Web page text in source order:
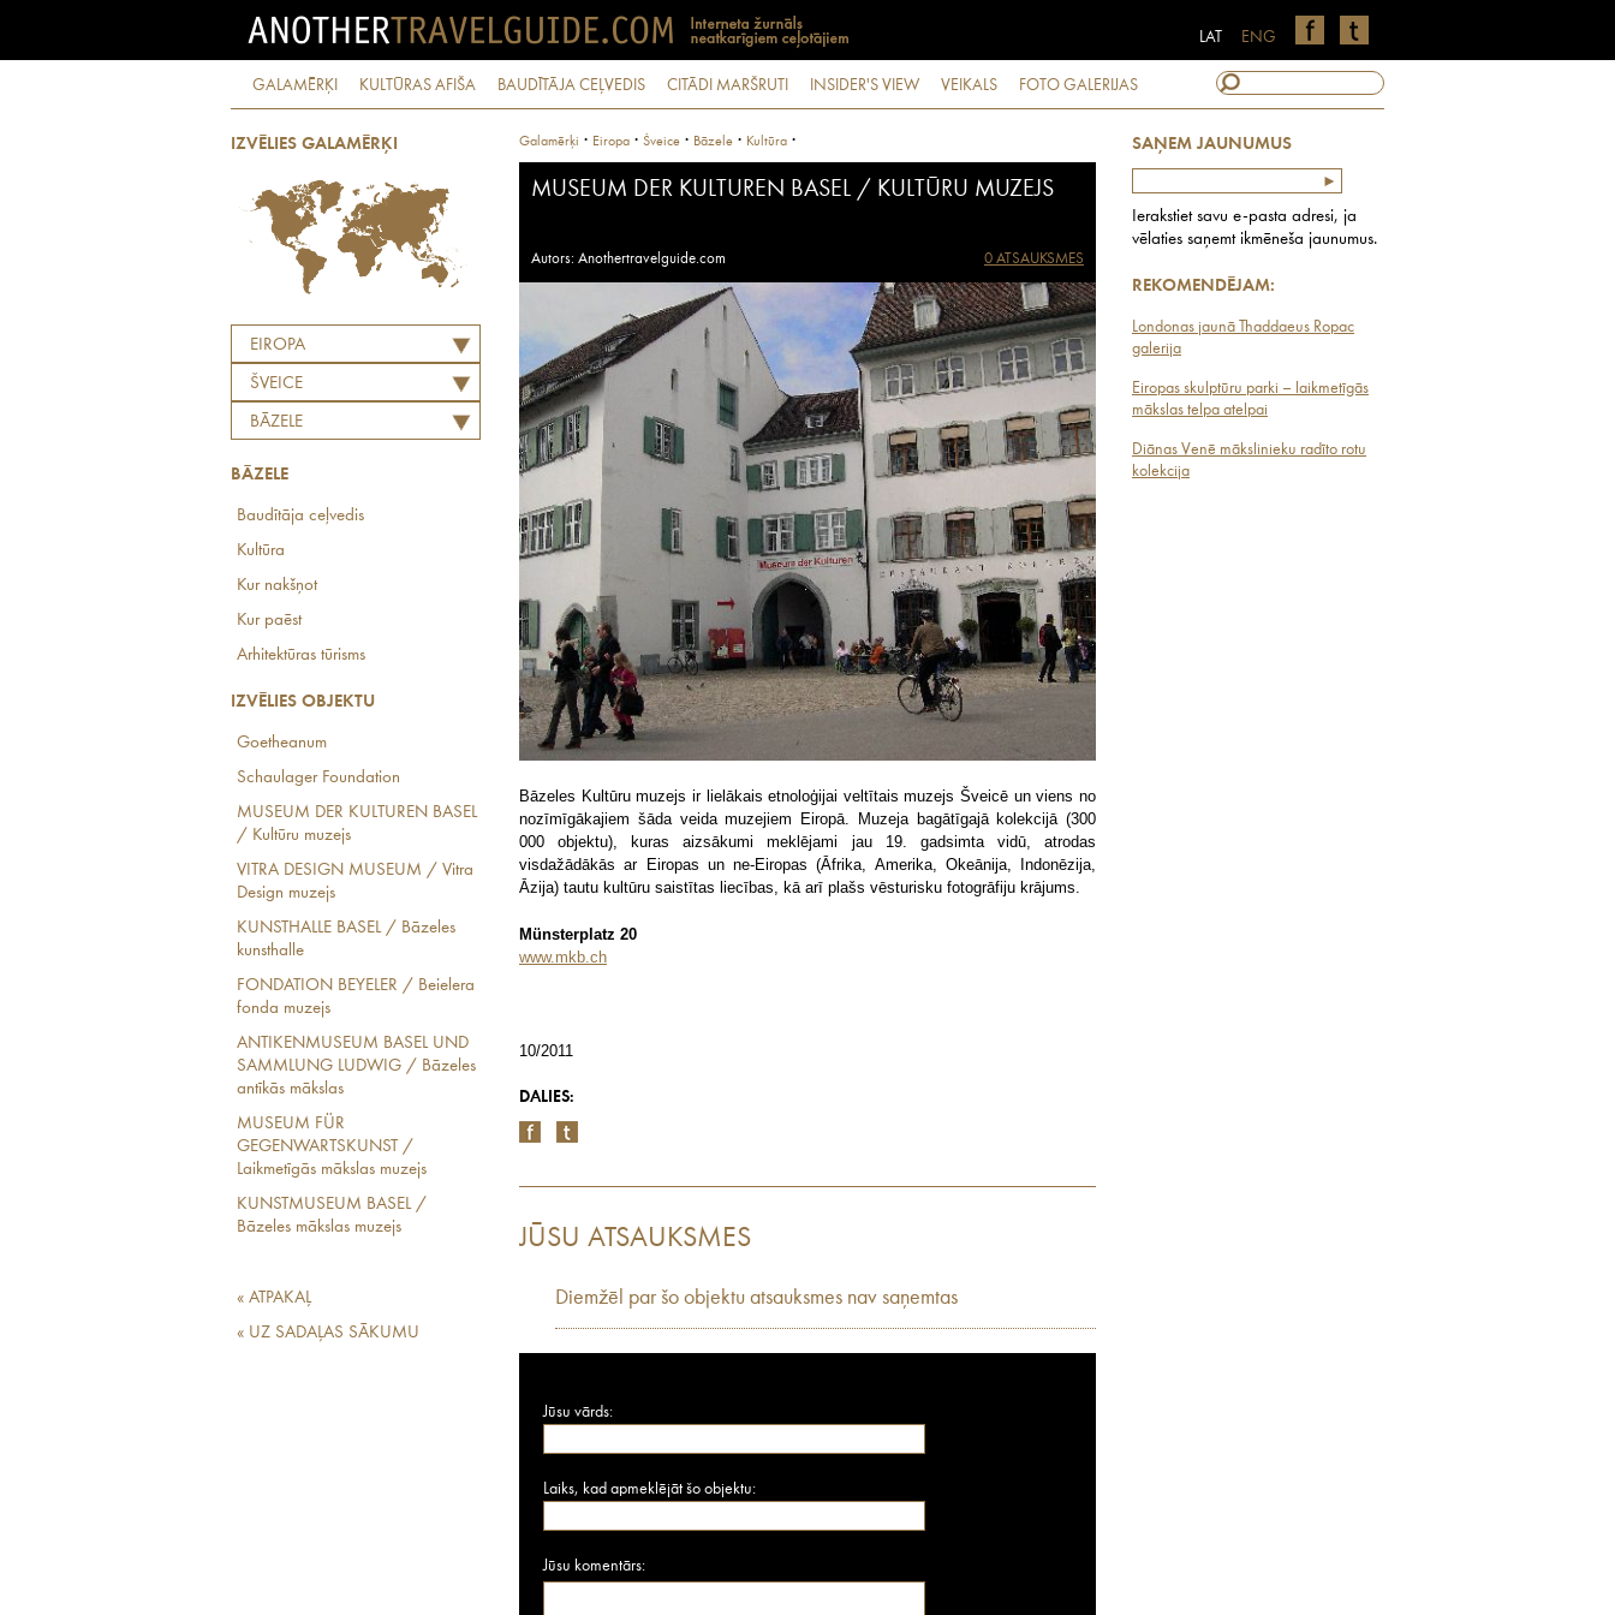
ENG
LAT
GALAMĒRĶI KULTŪRAS AFIŠA BAUDĪTĀJA CEĻVEDIS CITĀDI MARŠRUTI INSIDER'S VIEW VEIKALS FOTO GALERIJAS
IZVĒLIES GALAMĒRĶI
EIROPA
ŠVEICE
BĀZELE
BĀZELE
Baudītāja ceļvedis
Kultūra
Kur nakšņot
Kur paēst
Arhitektūras tūrisms
IZVĒLIES OBJEKTU
Goetheanum
Schaulager Foundation
MUSEUM DER KULTUREN BASEL
/ Kultūru muzejs
VITRA DESIGN MUSEUM / Vitra
Design muzejs
KUNSTHALLE BASEL / Bāzeles
kunsthalle
FONDATION BEYELER / Beielera
fonda muzejs
ANTIKENMUSEUM BASEL UND
SAMMLUNG LUDWIG / Bāzeles
antīkās mākslas
MUSEUM FÜR
GEGENWARTSKUNST /
Laikmetīgās mākslas muzejs
KUNSTMUSEUM BASEL /
Bāzeles mākslas muzejs
« ATPAKAĻ
« UZ SADAĻAS SĀKUMU
SAŅEM JAUNUMUS
Ierakstiet savu e-pasta adresi, ja
vēlaties saņemt ikmēneša jaunumus.
REKOMENDĒJAM:
Londonas jaunā Thaddaeus Ropac
galerija
Eiropas skulptūru parki – laikmetīgās
mākslas telpa atelpai
Diānas Venē mākslinieku radīto rotu
kolekcija
Galamērķi · Eiropa · Šveice · Bāzele · Kultūra ·
MUSEUM DER KULTUREN BASEL / KULTŪRU MUZEJS
Autors: Anothertravelguide.com 0 ATSAUKSMES
Bāzeles Kultūru muzejs ir lielākais etnoloģijai veltītais muzejs Šveicē un viens no
nozīmīgākajiem šāda veida muzejiem Eiropā. Muzeja bagātīgajā kolekcijā (300
000 objektu), kuras aizsākumi meklējami jau 19. gadsimta vidū, atrodas
visdažādākās ar Eiropas un ne-Eiropas (Āfrika, Amerika, Okeānija, Indonēzija,
Āzija) tautu kultūru saistītas liecības, kā arī plašs vēsturisku fotogrāfiju krājums.
Münsterplatz 20
www.mkb.ch
10/2011
DALIES:
JŪSU ATSAUKSMES
Diemžēl par šo objektu atsauksmes nav saņemtas
Jūsu vārds:
Laiks, kad apmeklējāt šo objektu:
Jūsu komentārs: